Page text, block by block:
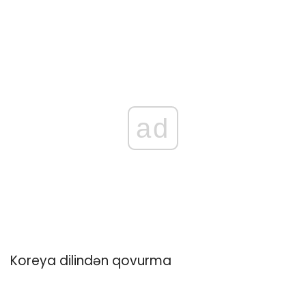
ad
Koreya dilindən qovurma